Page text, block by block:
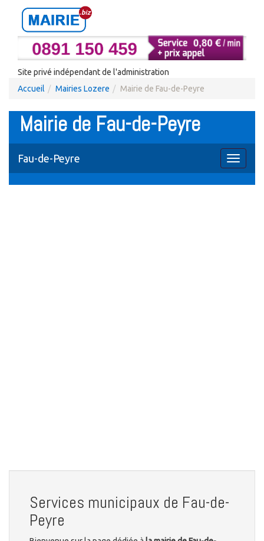
Site privé indépendant de l'administration
Accueil
Mairies Lozere Mairie de Fau-de-Peyre
Mairie de Fau-de-Peyre
Toggle
Fau-de-Peyre
Services municipaux de Fau-de-
Peyre